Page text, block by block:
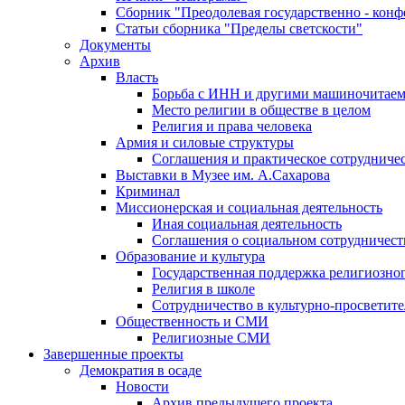
Сборник "Преодолевая государственно -
Статьи сборника "Пределы светскости"
Документы
Архив
Власть
Борьба с ИНН и другими
Место религии в обществе в целом
Религия и права человека
Армия и силовые структуры
Соглашения и практическое
Выставки в Музее им. А.Сахарова
Криминал
Миссионерская и социальная деятельность
Иная социальная деятельность
Соглашения о социальном
Образование и культура
Государственная поддержка
Религия в школе
Сотрудничество в культурно-
Общественность и СМИ
Религиозные СМИ
Завершенные проекты
Демократия в осаде
Новости